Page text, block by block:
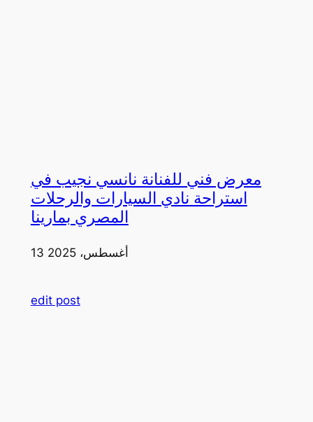
معرض فني للفنانة نانسي نجيب في
استراحة نادي السيارات والرحلات
المصري بمارينا
13 أغسطس، 2025
edit post